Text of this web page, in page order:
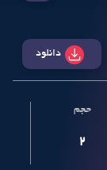
دانلود
حجم
2